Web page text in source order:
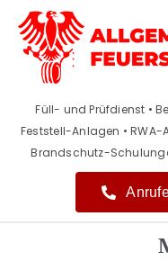
Inhalt
springen
Füll- und Prüfdienst •
Feststell-Anlagen •
Brandschutz-